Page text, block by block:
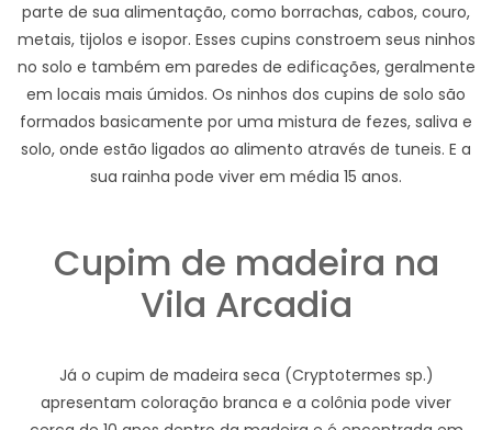
parte de sua alimentação, como borrachas, cabos, couro,
metais, tijolos e isopor. Esses cupins constroem seus ninhos
no solo e também em paredes de edificações, geralmente
em locais mais úmidos. Os ninhos dos cupins de solo são
formados basicamente por uma mistura de fezes, saliva e
solo, onde estão ligados ao alimento através de tuneis. E a
sua rainha pode viver em média 15 anos.
Cupim de madeira na
Vila Arcadia
Já o cupim de madeira seca (Cryptotermes sp.)
apresentam coloração branca e a colônia pode viver